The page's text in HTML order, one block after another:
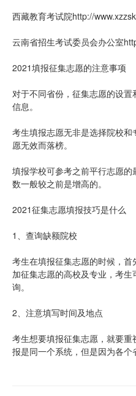
西藏教育考试院http://
云南省招生考试委员会办公室
2021填报征集志愿的注意事项
对于不同省份，征集志愿的设
信息。
考生填报志愿无非是选择院校
愿无效而落榜。
填报学校可参考之前平行志愿
数一般较之前是增高的。
2021征集志愿填报技巧是什么
1、查询缺额院校
考生在填报征集志愿的时候，
加征集志愿的高校及专业，考
询。
2、注意填写时间及地点
考生想要填报征集志愿，就要
报是同一个系统，但是因为各